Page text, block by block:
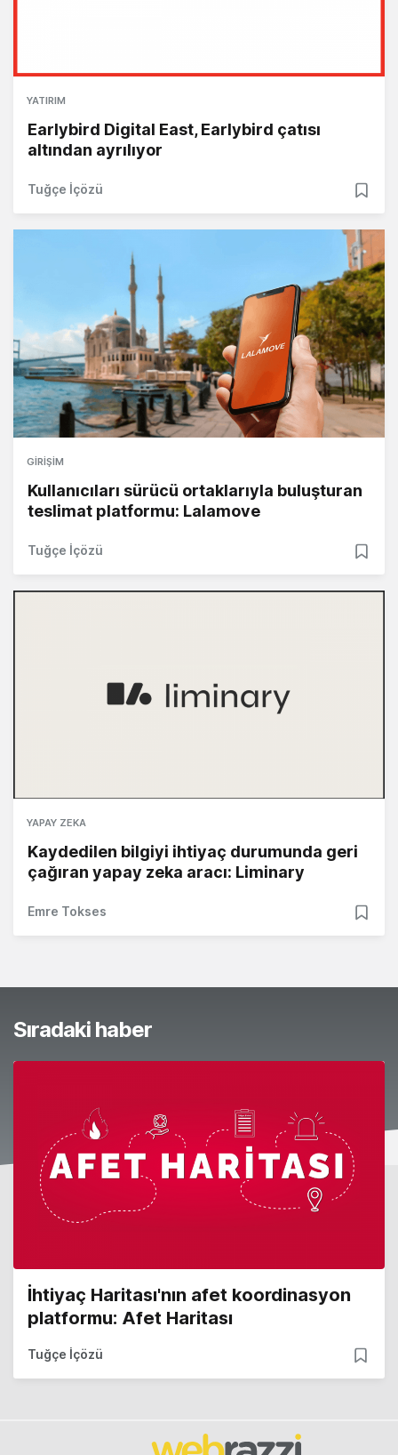
YATIRIM
Earlybird Digital East, Earlybird çatısı
altından ayrılıyor
Tuğçe İçözü
GIRIŞIM
Kullanıcıları sürücü ortaklarıyla buluşturan
teslimat platformu: Lalamove
Tuğçe İçözü
YAPAY ZEKA
Kaydedilen bilgiyi ihtiyaç durumunda geri
çağıran yapay zeka aracı: Liminary
Emre Tokses
Sıradaki haber
İhtiyaç Haritası'nın afet koordinasyon
platformu: Afet Haritası
Tuğçe İçözü